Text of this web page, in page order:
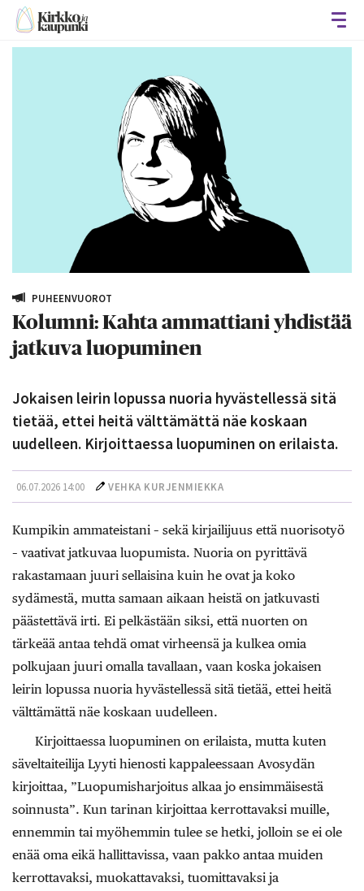
PUHEENVUOROT
Kolumni: Kahta ammattiani yhdistää
jatkuva luopuminen
Jokaisen leirin lopussa nuoria hyvästellessä sitä
tietää, ettei heitä välttämättä näe koskaan
uudelleen. Kirjoittaessa luopuminen on erilaista.
06.07.2026 14:00 VEHKA KURJENMIEKKA
Kumpikin ammateistani – sekä kirjailijuus että nuorisotyö
– vaativat jatkuvaa luopumista. Nuoria on pyrittävä
rakastamaan juuri sellaisina kuin he ovat ja koko
sydämestä, mutta samaan aikaan heistä on jatkuvasti
päästettävä irti. Ei pelkästään siksi, että nuorten on
tärkeää antaa tehdä omat virheensä ja kulkea omia
polkujaan juuri omalla tavallaan, vaan koska jokaisen
leirin lopussa nuoria hyvästellessä sitä tietää, ettei heitä
välttämättä näe koskaan uudelleen.
Kirjoittaessa luopuminen on erilaista, mutta kuten
säveltaiteilija Lyyti hienosti kappaleessaan Avosydän
kirjoittaa, ”Luopumisharjoitus alkaa jo ensimmäisestä
soinnusta”. Kun tarinan kirjoittaa kerrottavaksi muille,
ennemmin tai myöhemmin tulee se hetki, jolloin se ei ole
enää oma eikä hallittavissa, vaan pakko antaa muiden
kerrottavaksi, muokattavaksi, tuomittavaksi ja